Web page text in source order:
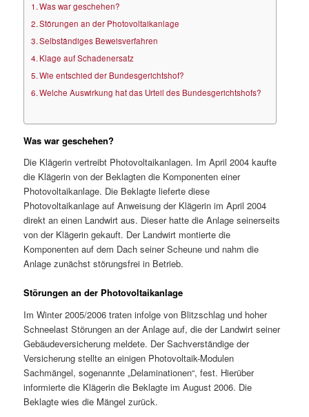
Was war geschehen?
Störungen an der Photovoltaikanlage
Selbständiges Beweisverfahren
Klage auf Schadenersatz
Wie entschied der Bundesgerichtshof?
Welche Auswirkung hat das Urteil des Bundesgerichtshofs?
Was war geschehen?
Die Klägerin vertreibt Photovoltaikanlagen. Im April 2004 kaufte
die Klägerin von der Beklagten die Komponenten einer
Photovoltaikanlage. Die Beklagte lieferte diese
Photovoltaikanlage auf Anweisung der Klägerin im April 2004
direkt an einen Landwirt aus. Dieser hatte die Anlage seinerseits
von der Klägerin gekauft. Der Landwirt montierte die
Komponenten auf dem Dach seiner Scheune und nahm die
Anlage zunächst störungsfrei in Betrieb.
Störungen an der Photovoltaikanlage
Im Winter 2005/2006 traten infolge von Blitzschlag und hoher
Schneelast Störungen an der Anlage auf, die der Landwirt seiner
Gebäudeversicherung meldete. Der Sachverständige der
Versicherung stellte an einigen Photovoltaik-Modulen
Sachmängel, sogenannte „Delaminationen“, fest. Hierüber
informierte die Klägerin die Beklagte im August 2006. Die
Beklagte wies die Mängel zurück.